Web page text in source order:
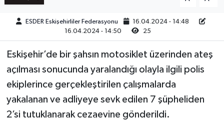
ESDER Eskişehirliler Federasyonu
16.04.2024 - 14:48
16.04.2024 - 14:50
25
Eskişehir’de bir şahsın motosiklet üzerinden ateş
açılması sonucunda yaralandığı olayla ilgili polis
ekiplerince gerçekleştirilen çalışmalarda
yakalanan ve adliyeye sevk edilen 7 şüpheliden
2’si tutuklanarak cezaevine gönderildi.